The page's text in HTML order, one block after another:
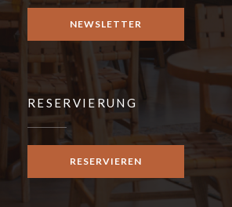
NEWSLETTER
RESERVIERUNG
RESERVIEREN